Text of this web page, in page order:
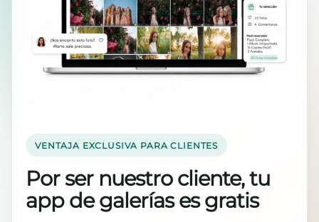
VENTAJA EXCLUSIVA PARA CLIENTES
Por ser nuestro cliente, tu
app de galerías es gratis